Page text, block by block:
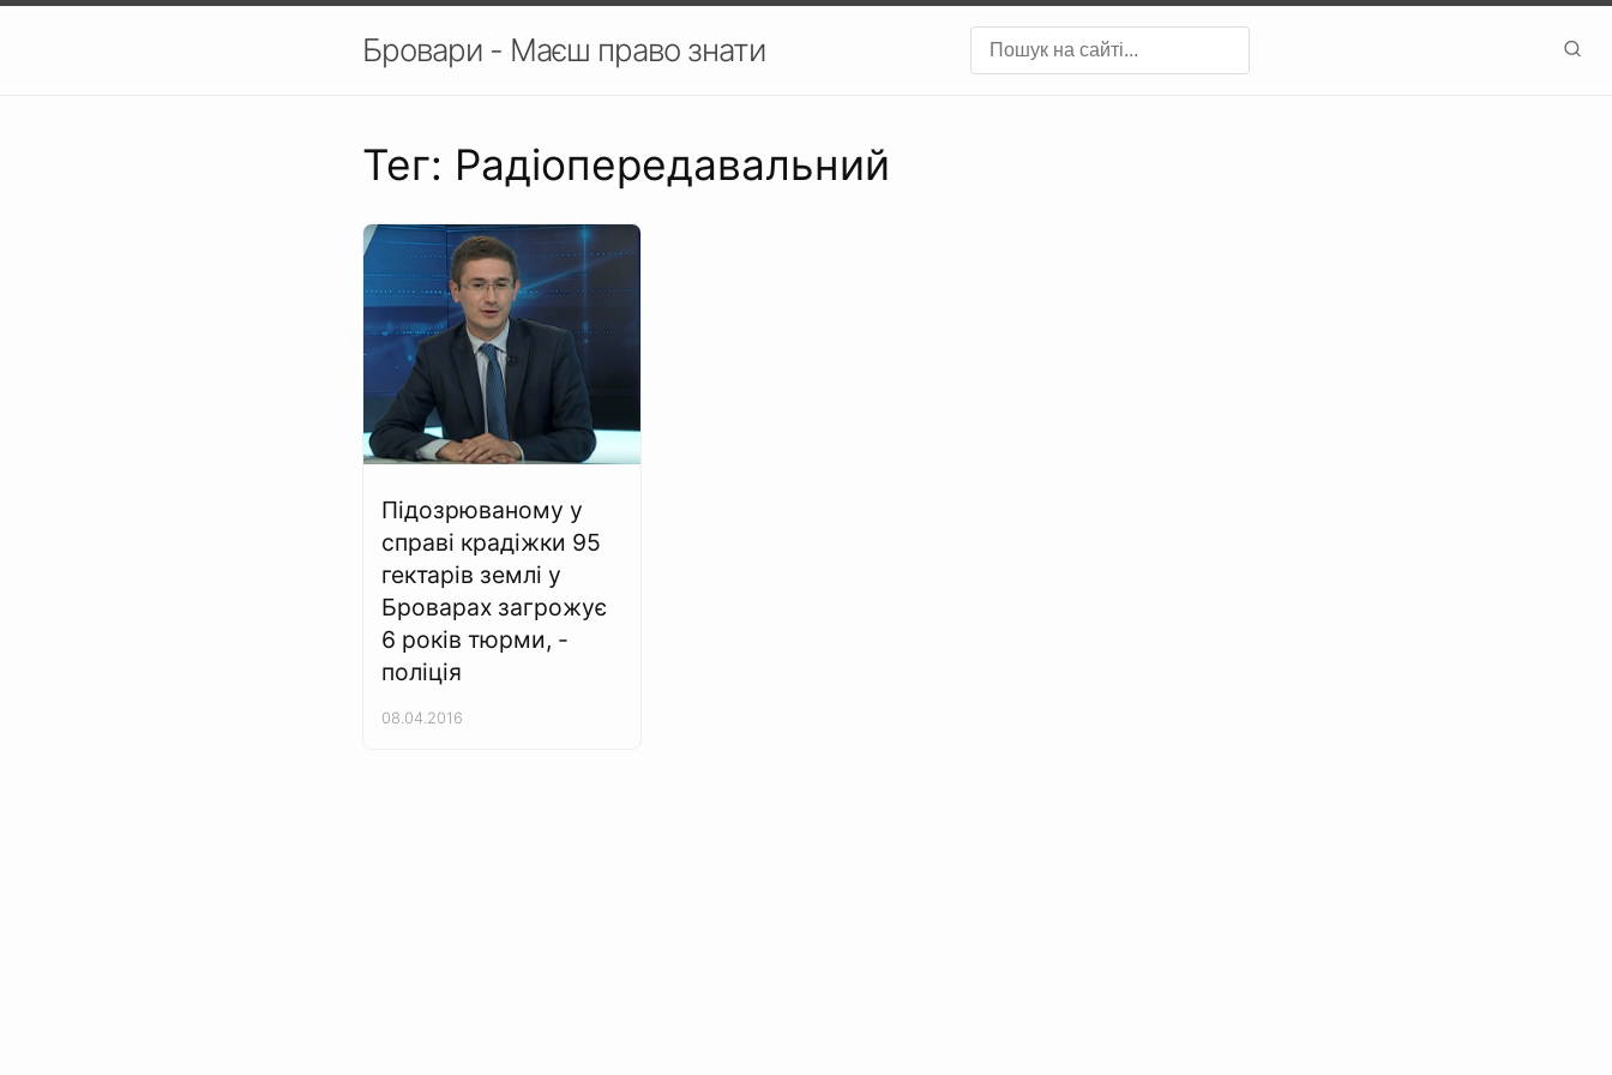
Бровари - Маєш право знати
Тег: Радіопередавальний
Підозрюваному у
справі крадіжки 95
гектарів землі у
Броварах загрожує
6 років тюрми, -
поліція
08.04.2016